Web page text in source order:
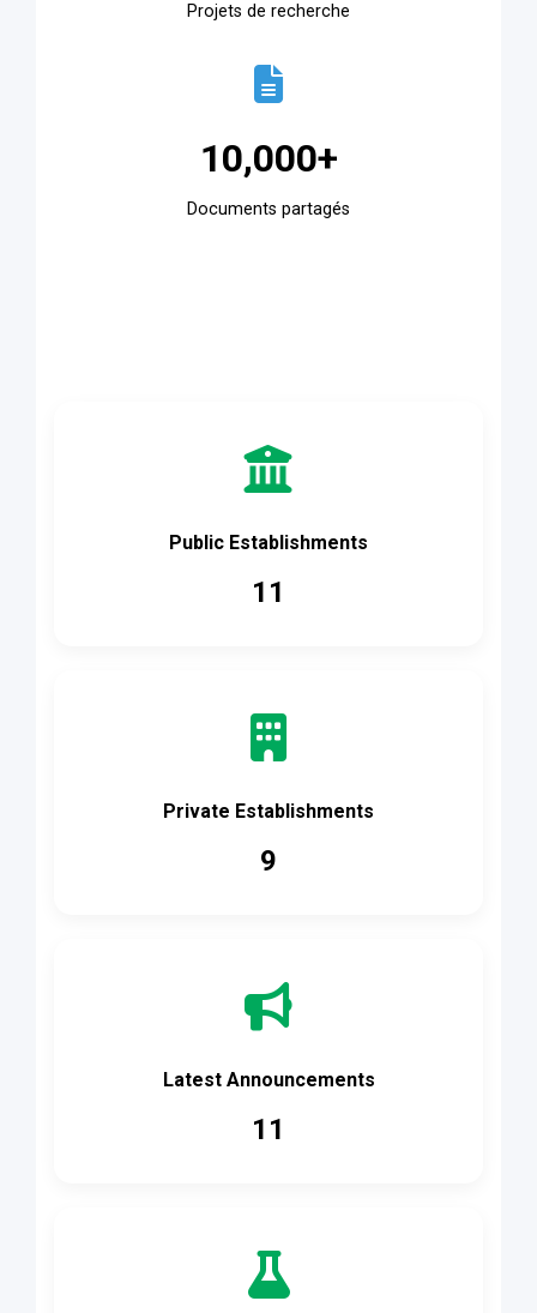
Projets de recherche
10,000+
Documents partagés
Public Establishments
11
Private Establishments
9
Latest Announcements
11